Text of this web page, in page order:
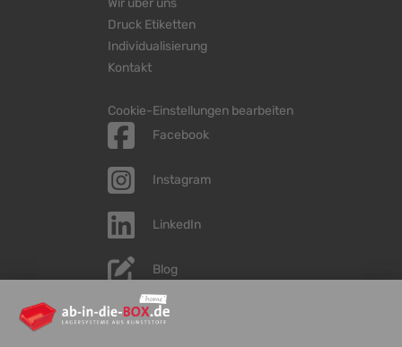
Wir über uns
Druck Etiketten
Individualisierung
Kontakt
Cookie-Einstellungen bearbeiten
Facebook
Instagram
LinkedIn
Blog
YouTube